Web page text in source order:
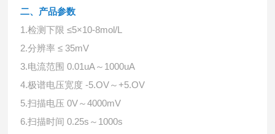
二、产品参数
1.检测下限 ≤5×10-8mol/L
2.分辨率 ≤ 35mV
3.电流范围 0.01uA～1000uA
4.极谱电压宽度 -5.OV～+5.OV
5.扫描电压 0V～4000mV
6.扫描时间 0.25s～1000s